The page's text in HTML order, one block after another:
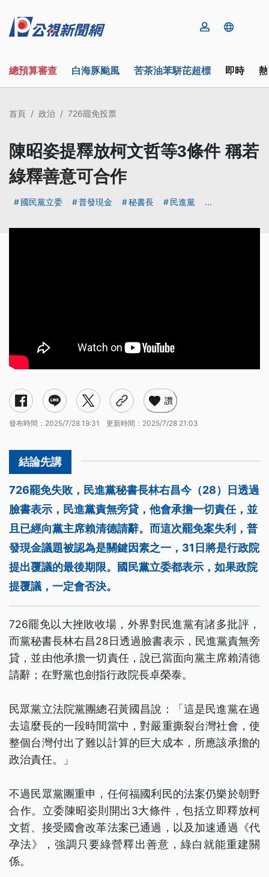
總預算審查 白海豚颱風 苦茶油苯駢芘超標 即時
首頁 政治 726罷免投票
陳昭姿提釋放柯文哲等3條件 稱若
綠釋善意可合作
國民黨立委 普發現金 秘書長 民進黨 ...
讚
發布時間： 2025/7/28 19:31 更新時間： 2025/7/28 21:03
726罷免失敗，民進黨秘書長林右昌今（28）日透過
臉書表示，民進黨責無旁貸，他會承擔一切責任，並
且已經向黨主席賴清德請辭。而這次罷免案失利，普
發現金議題被認為是關鍵因素之一，31日將是行政院
提出覆議的最後期限。國民黨立委都表示，如果政院
提覆議，一定會否決。
726罷免以大挫敗收場，外界對民進黨有諸多批評，
而黨秘書長林右昌28日透過臉書表示，民進黨責無旁
貸，並由他承擔一切責任，說已當面向黨主席賴清德
請辭；在野黨也劍指行政院長卓榮泰。
民眾黨立法院黨團總召黃國昌說：「這是民進黨在過
去這麼長的一段時間當中，對嚴重撕裂台灣社會，使
整個台灣付出了難以計算的巨大成本，所應該承擔的
政治責任。」
不過民眾黨團重申，任何福國利民的法案仍樂於朝野
合作。立委陳昭姿則開出3大條件，包括立即釋放柯
文哲、接受國會改革法案已通過，以及加速通過《代
孕法》，強調只要綠營釋出善意，綠白就能重建關
係。